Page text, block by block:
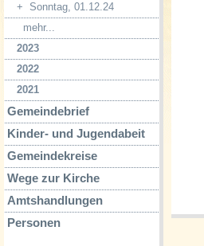
+ Sonntag, 01.12.24
mehr...
2023
2022
2021
Gemeindebrief
Kinder- und Jugendabeit
Gemeindekreise
Wege zur Kirche
Amtshandlungen
Personen